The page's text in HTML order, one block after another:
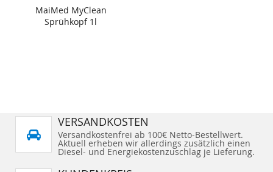
MaiMed MyClean
Sprühkopf 1l
VERSANDKOSTEN
Versandkostenfrei ab 100€ Netto-Bestellwert.
Aktuell erheben wir allerdings zusätzlich einen
Diesel- und Energiekostenzuschlag je Lieferung.